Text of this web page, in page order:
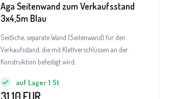
Aga Seitenwand zum Verkaufsstand
3x4,5m Blau
Seitliche, separate Wand (Seitenwand) für den
Verkaufsstand, die mit Klettverschlüssen an der
Konstruktion befestigt wird.
auf Lager 1 St
31.10 EUR